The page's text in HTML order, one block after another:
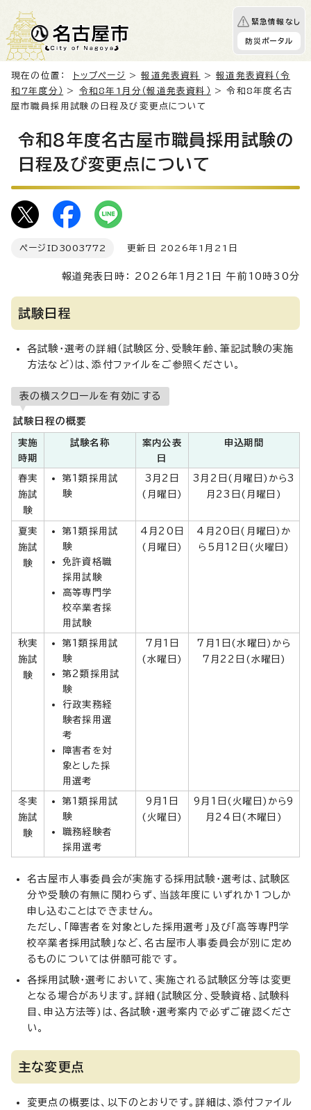
緊急情報なし
防災ポータル
現在の位置： トップページ >報道発表資料 >報道発表資料（令
和7年度分）
> 令和8年1月分（報道発表資料）
> 令和8年度名古
屋市職員採用試験の日程及び変更点について
令和8年度名古屋市職員採用試験の
日程及び変更点について
ページID 3003772 更新日 2026年1月21日
報道発表日時： 2026年1月21日 午前10時30分
試験日程
各試験・選考の詳細（試験区分、受験年齢、筆記試験の実施
方法など）は、添付ファイルをご参照ください。
表の横スクロールを有効にする
試験日程の概要
実施
時期
試験名称
案内公表
日
申込期間
春実
施試
験
第1類採用試
験
3月2日
(月曜日)
3月2日(月曜日)から3
月23日(月曜日)
夏実
施試
験
第1類採用試
験
免許資格職
採用試験
高等専門学
校卒業者採
用試験
4月20日
(月曜日)
4月20日(月曜日)か
ら5月12日(火曜日)
秋実
施試
験
第1類採用試
験
第2類採用試
験
行政実務経
験者採用選
考
障害者を対
象とした採
用選考
7月1日
(水曜日)
7月1日(水曜日)から
7月22日(水曜日)
冬実
施試
験
第1類採用試
験
職務経験者
採用選考
9月1日
(火曜日)
9月1日(火曜日)から9
月24日(木曜日)
名古屋市人事委員会が実施する採用試験・選考は、試験区
分や受験の有無に関わらず、当該年度にいずれか1つしか
申し込むことはできません。
ただし、「障害者を対象とした採用選考」及び「高等専門学
校卒業者採用試験」など、名古屋市人事委員会が別に定め
るものについては併願可能です。
各採用試験・選考において、実施される試験区分等は変更
となる場合があります。詳細(試験区分、受験資格、試験科
目、申込方法等)は、各試験・選考案内で必ずご確認くださ
い。
主な変更点
変更点の概要は、以下のとおりです。詳細は、添付ファイル